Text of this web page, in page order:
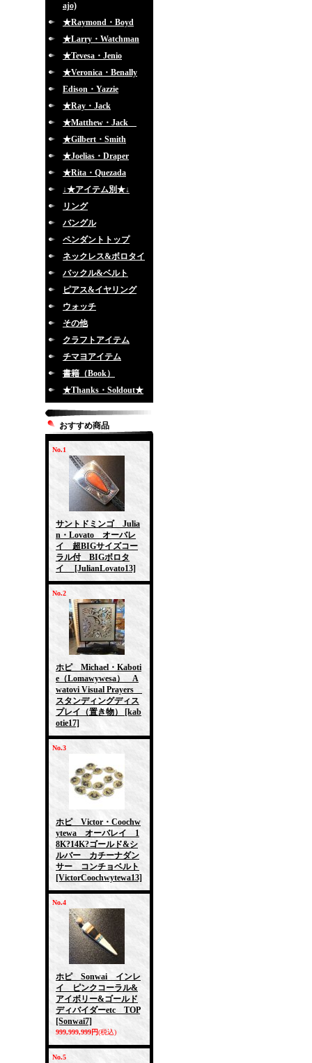
ajo)
★Raymond・Boyd
★Larry・Watchman
★Tevesa・Jenio
★Veronica・Benally
Edison・Yazzie
★Ray・Jack
★Matthew・Jack
★Gilbert・Smith
★Joelias・Draper
★Rita・Quezada
↓★アイテム別★↓
リング
バングル
ペンダントトップ
ネックレス&ボロタイ
バックル&ベルト
ピアス&イヤリング
ウォッチ
その他
クラフトアイテム
チマヨアイテム
書籍（Book）
★Thanks・Soldout★
おすすめ商品
No.1
サントドミンゴ Julia
n・Lovato オーバレ
イ 超BIGサイズコー
ラル付 BIGボロタ
イ
[JulianLovato13]
No.2
ホピ Michael・Kaboti
e（Lomawywesa） A
watovi Visual Prayers
スタンディングディス
プレイ（置き物）
[kab
otie17]
No.3
ホピ Victor・Coochw
ytewa オーバレイ 1
8K?14K?ゴールド&シ
ルバー カチーナダン
サー コンチョベルト
[VictorCoochwytewa13]
No.4
ホピ Sonwai インレ
イ ピンクコーラル&
アイボリー&ゴールド
ディバイダーetc TOP
[Sonwai7]
999,999,999円(税込)
No.5